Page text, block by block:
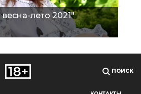
лето 2021"
ПОИСК